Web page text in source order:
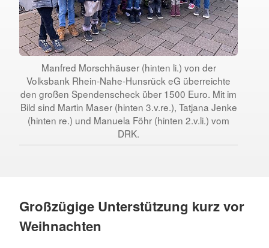
Manfred Morschhäuser (hinten li.) von der
Volksbank Rhein-Nahe-Hunsrück eG überreichte
den großen Spendenscheck über 1500 Euro. Mit im
Bild sind Martin Maser (hinten 3.v.re.), Tatjana Jenke
(hinten re.) und Manuela Föhr (hinten 2.v.li.) vom
DRK.
Großzügige Unterstützung kurz vor
Weihnachten